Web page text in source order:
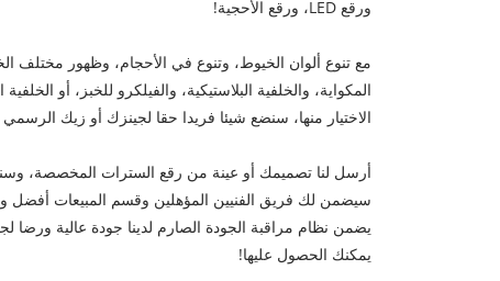
ورقع LED، ورقع الأحجية!
مع تنوع ألوان الخيوط، وتنوع في الأحجام، وظهور مختلف
المكواية، والخلفية البلاستيكية، والفيلكرو للخبز، أو
الاختيار منها، سنضع شيئا فريدا حقا لجينزك أو زيك
أرسل لنا تصميمك أو عينة من رقع السترات المخصصة،
سيضمن لك فريق الفنيين المؤهلين وقسم المبيعات أفضل
يضمن نظام مراقبة الجودة الصارم لدينا جودة عالية ورضا
يمكنك الحصول عليها!